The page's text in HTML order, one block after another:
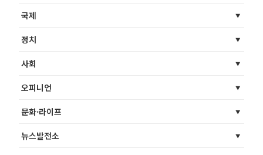
국제
정치
사회
오피니언
문화·라이프
뉴스발전소